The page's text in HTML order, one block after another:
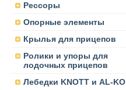
Рессоры
Опорные элементы
Крылья для прицепов
Ролики и упоры для
лодочных прицепов
Лебедки KNOTT и AL-KO